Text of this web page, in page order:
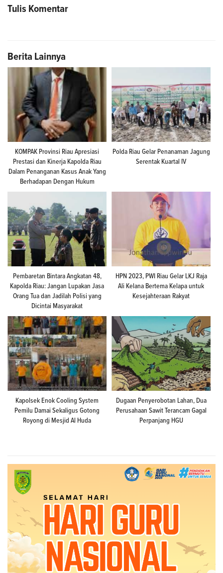
Tulis Komentar
Berita Lainnya
KOMPAK Provinsi Riau Apresiasi
Prestasi dan Kinerja Kapolda Riau
Dalam Penanganan Kasus Anak Yang
Berhadapan Dengan Hukum
Polda Riau Gelar Penanaman Jagung
Serentak Kuartal IV
Pembaretan Bintara Angkatan 48,
Kapolda Riau: Jangan Lupakan Jasa
Orang Tua dan Jadilah Polisi yang
Dicintai Masyarakat
HPN 2023, PWI Riau Gelar LKJ Raja
Ali Kelana Bertema Kelapa untuk
Kesejahteraan Rakyat
Kapolsek Enok Cooling System
Pemilu Damai Sekaligus Gotong
Royong di Mesjid Al Huda
Dugaan Penyerobotan Lahan, Dua
Perusahaan Sawit Terancam Gagal
Perpanjang HGU